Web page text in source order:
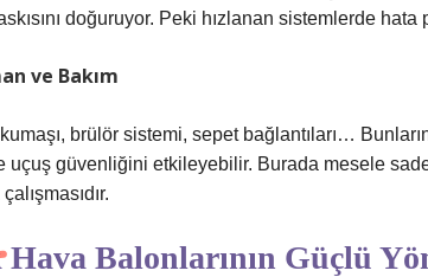
doğuruyor. Peki hızlanan sistemlerde hata
ve Bakım
brülör sistemi, sepet bağlantıları…
uçuş güvenliğini etkileyebilir. Burada mesele
Hava Balonlarının Güçlü